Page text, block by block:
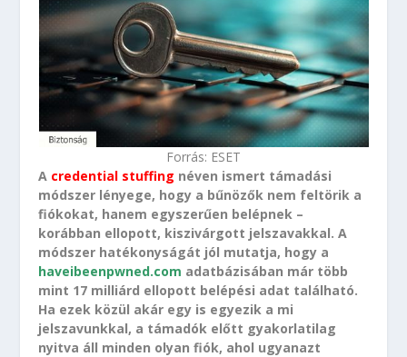
Forrás: ESET
A credential stuffing néven ismert támadási
módszer lényege, hogy a bűnözők nem feltörik a
fiókokat, hanem egyszerűen belépnek –
korábban ellopott, kiszivárgott jelszavakkal. A
módszer hatékonyságát jól mutatja, hogy a
haveibeenpwned.com adatbázisában már több
mint 17 milliárd ellopott belépési adat található.
Ha ezek közül akár egy is egyezik a mi
jelszavunkkal, a támadók előtt gyakorlatilag
nyitva áll minden olyan fiók, ahol ugyanazt